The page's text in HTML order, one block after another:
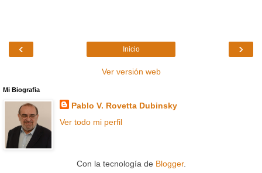
‹ ›
Inicio
Ver versión web
Mi Biografia
Pablo V. Rovetta Dubinsky
Ver todo mi perfil
Con la tecnología de Blogger.